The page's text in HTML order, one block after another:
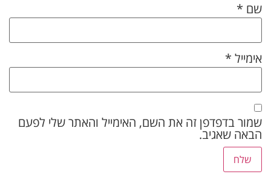
שם *
אימייל *
שמור בדפדפן זה את השם, האימייל והאתר שלי לפעם
הבאה שאגיב.